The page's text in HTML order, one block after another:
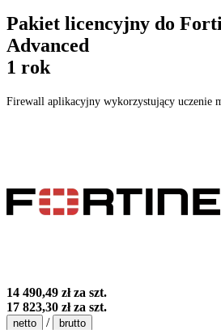
Pakiet licencyjny do
Advanced
1 rok
Firewall aplikacyjny wykorzystujący uczenie
14 490,49 złza szt.
17 823,30 złza szt.
netto /
brutto